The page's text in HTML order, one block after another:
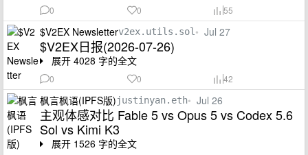
0 0 55
$V2EX Newsletterv2ex.utils.sol• Jul 27
$V2EX日报(2026-07-26)
展开 4028 字的全文
0 0 42
枫言枫语(IPFS版)justinyan.eth• Jul 26
主观体感对比 Fable 5 vs Opus 5 vs Codex 5.6
Sol vs Kimi K3
展开 1526 字的全文